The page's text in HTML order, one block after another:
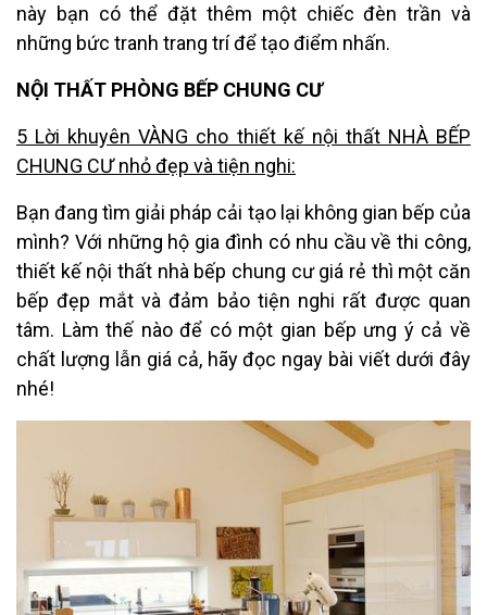
này bạn có thể đặt thêm một chiếc đèn trần và
những bức tranh trang trí để tạo điểm nhấn.
NỘI THẤT PHÒNG BẾP CHUNG CƯ
5 Lời khuyên VÀNG cho thiết kế nội thất NHÀ BẾP
CHUNG CƯ nhỏ đẹp và tiện nghi:
Bạn đang tìm giải pháp cải tạo lại không gian bếp của
mình? Với những hộ gia đình có nhu cầu về thi công,
thiết kế nội thất nhà bếp chung cư giá rẻ thì một căn
bếp đẹp mắt và đảm bảo tiện nghi rất được quan
tâm. Làm thế nào để có một gian bếp ưng ý cả về
chất lượng lẫn giá cả, hãy đọc ngay bài viết dưới đây
nhé!